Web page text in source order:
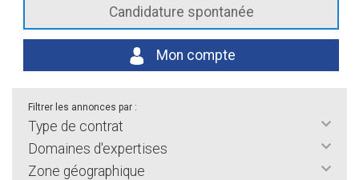
Candidature spontanée
Mon compte
Filtrer les annonces par :
Type de contrat
Domaines d'expertises
Zone géographique